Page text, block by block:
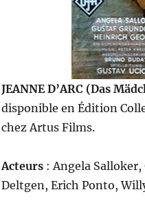
JEANNE D’ARC (Das
disponible en Édition
chez Artus Films.
Acteurs: Angela Salloker,
Deltgen, Erich Ponto,